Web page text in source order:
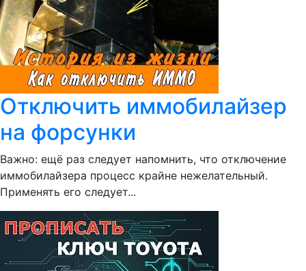
Отключить иммобилайзер
на форсунки
Важно: ещё раз следует напомнить, что отключение
иммобилайзера процесс крайне нежелательный.
Применять его следует...